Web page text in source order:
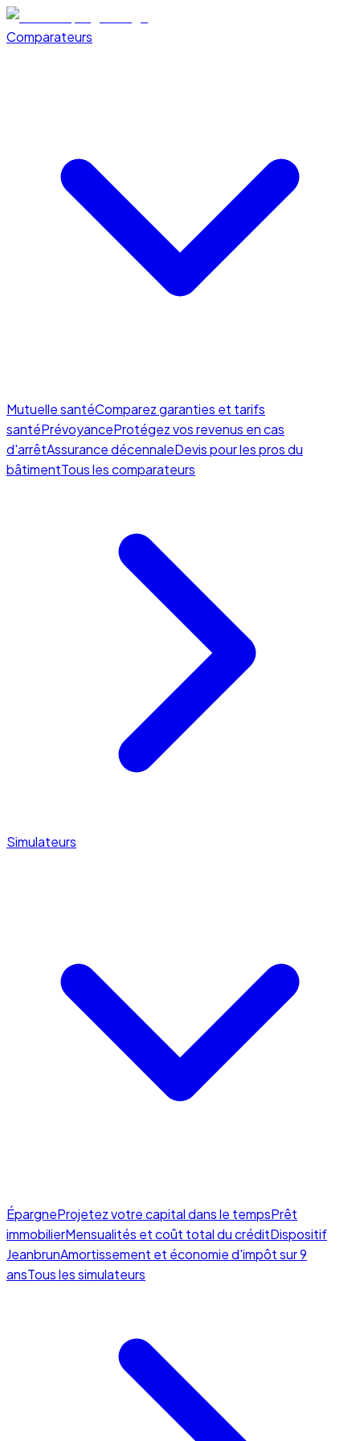
Comparateurs
Mutuelle santéComparez garanties et tarifs
santéPrévoyanceProtégez vos revenus en cas
d'arrêtAssurance décennaleDevis pour les pros du
bâtimentTous les comparateurs
Simulateurs
ÉpargneProjetez votre capital dans le tempsPrêt
immobilierMensualités et coût total du créditDispositif
JeanbrunAmortissement et économie d'impôt sur 9
ansTous les simulateurs